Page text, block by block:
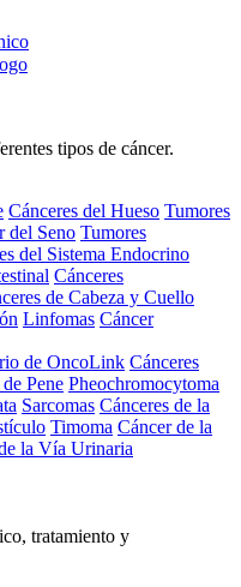
tipos de cáncer.
Cánceres del Hueso Tumores
del Seno Tumores
del Sistema Endocrino
Cánceres
de Cabeza y Cuello
Linfomas Cáncer
de OncoLink Cánceres
Pene Pheochromocytoma
Sarcomas Cánceres de la
Timoma Cáncer de la
la Vía Urinaria
tratamiento y